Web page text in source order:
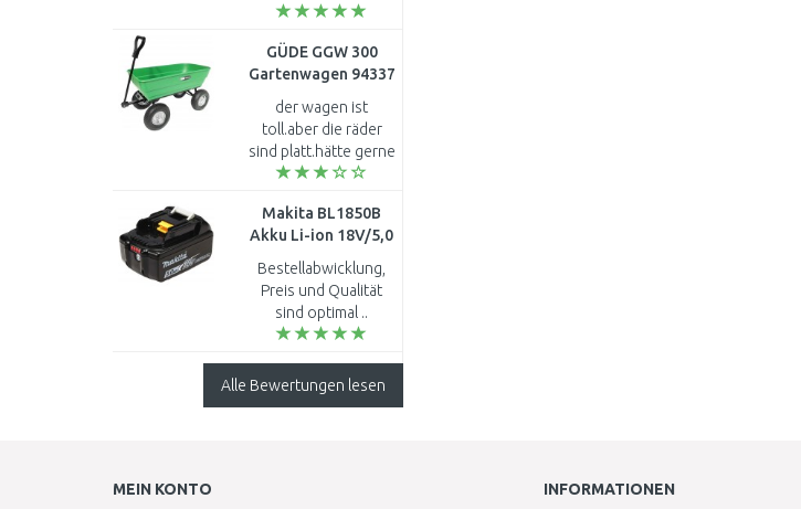
wirkungsgrad, aber
einmal zu Zahlen,
desto frage ich, ob
dass geht v..
GÜDE GGW 300
Gartenwagen 94337
der wagen ist
toll.aber die räder
sind platt.hätte gerne
4 neue.kann ich die
13x5,00-6.würde
mich freuen wnn sie
antwoten ...
Makita BL1850B
Akku Li-ion 18V/5,0
Ah 197280-8
Bestellabwicklung,
Preis und Qualität
sind optimal ..
Alle Bewertungen lesen
MEIN KONTO
INFORMATIONEN